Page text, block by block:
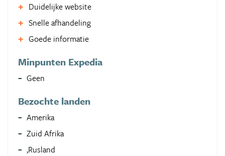
Duidelijke website
Snelle afhandeling
Goede informatie
Minpunten Expedia
Geen
Bezochte landen
Amerika
Zuid Afrika
,Rusland